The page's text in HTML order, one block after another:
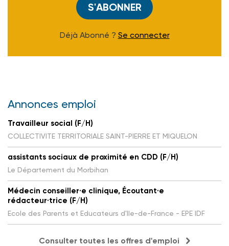
S'ABONNER
Déjà Abonné ? Se connecter
Annonces emploi
Travailleur social (F/H)
COLLECTIVITE TERRITORIALE SAINT-PIERRE ET MIQUELON
assistants sociaux de proximité en CDD (F/H)
Le Département du Morbihan
Médecin conseiller·e clinique, Écoutant·e
rédacteur·trice (F/H)
Ecole des Parents et Educateurs d'Ile-de-France - EPE IDF
Consulter toutes les offres d'emploi